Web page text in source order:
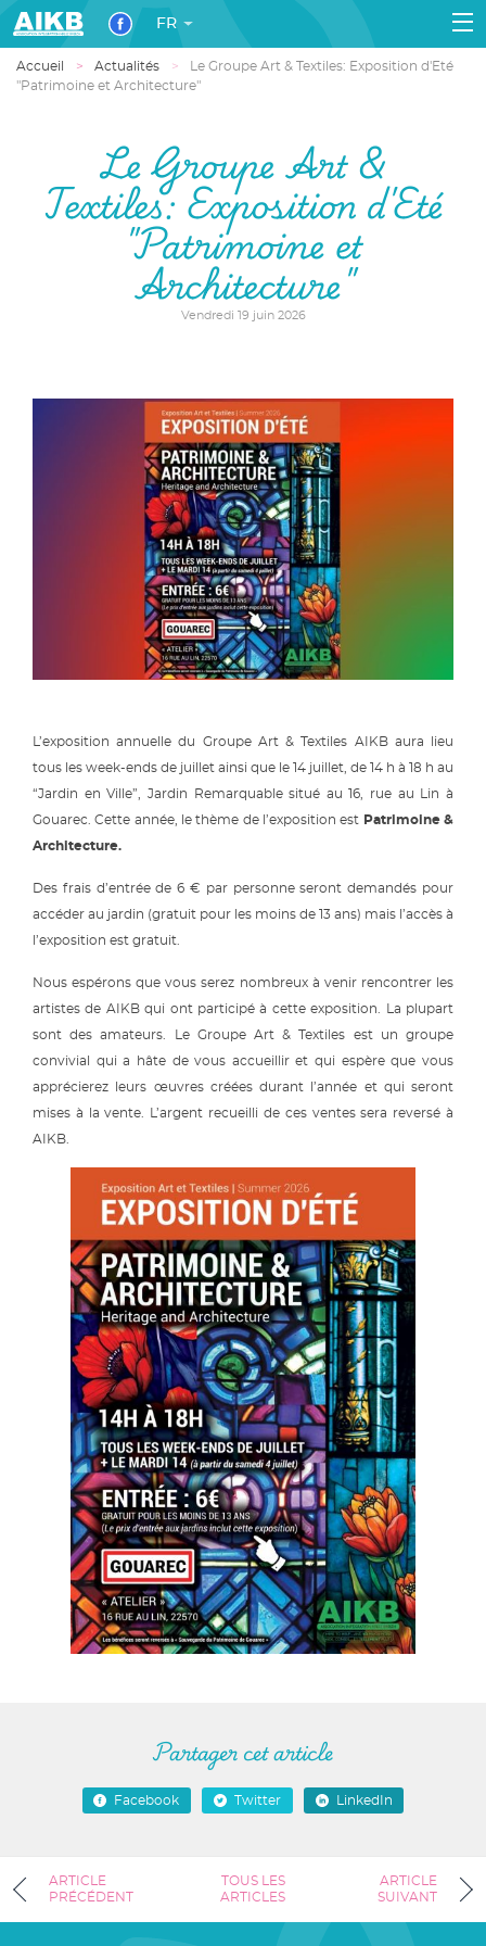
FR
Accueil Actualités
Le Groupe Art & Textiles: Exposition d'Eté
"Patrimoine et Architecture"
Le Groupe Art &
Textiles: Exposition d'Eté
"Patrimoine et
Architecture"
Vendredi 19 juin 2026
L’exposition annuelle du Groupe Art & Textiles AIKB aura lieu
tous les week-ends de juillet ainsi que le 14 juillet, de 14 h à 18 h au
“Jardin en Ville”, Jardin Remarquable situé au 16, rue au Lin à
Gouarec. Cette année, le thème de l’exposition est
Patrimoine &
Architecture.
Des frais d’entrée de 6 € par personne seront demandés pour
accéder au jardin (gratuit pour les moins de 13 ans) mais l’accès à
l’exposition est gratuit.
Nous espérons que vous serez nombreux à venir rencontrer les
artistes de AIKB qui ont participé à cette exposition. La plupart
sont des amateurs. Le Groupe Art & Textiles est un groupe
convivial qui a hâte de vous accueillir et qui espère que vous
apprécierez leurs œuvres créées durant l’année et qui seront
mises à la vente. L’argent recueilli de ces ventes sera reversé à
AIKB.
Partager cet article
Facebook Twitter LinkedIn
ARTICLE
PRÉCÉDENT
TOUS LES
ARTICLES
ARTICLE
SUIVANT